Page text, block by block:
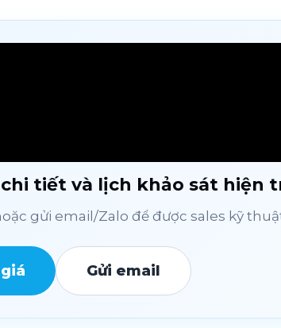
tiết và lịch khảo sát hiện
gửi email/Zalo để được sales kỹ
Gửi email